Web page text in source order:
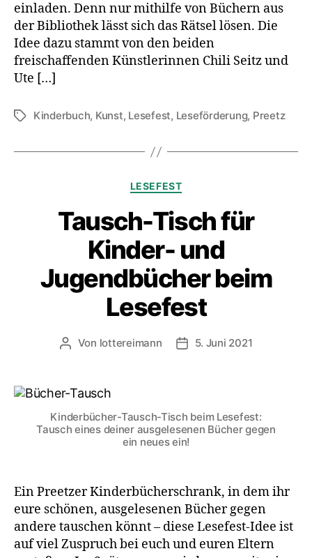
einladen. Denn nur mithilfe von Büchern aus
der Bibliothek lässt sich das Rätsel lösen. Die
Idee dazu stammt von den beiden
freischaffenden Künstlerinnen Chili Seitz und
Ute […]
Schlagwörter
Kinderbuch, Kunst, Lesefest, Leseförderung, Preetz
Kategorien
LESEFEST
Tausch-Tisch für
Kinder- und
Jugendbücher beim
Lesefest
Beitragsautor
Von lottereimann Veröffentlichungsdatum
5. Juni 2021
Kinderbücher-Tausch-Tisch beim Lesefest:
Tausch eines deiner ausgelesenen Bücher gegen
ein neues ein!
Ein Preetzer Kinderbücherschrank, in dem ihr
eure schönen, ausgelesenen Bücher gegen
andere tauschen könnt – diese Lesefest-Idee ist
auf viel Zuspruch bei euch und euren Eltern